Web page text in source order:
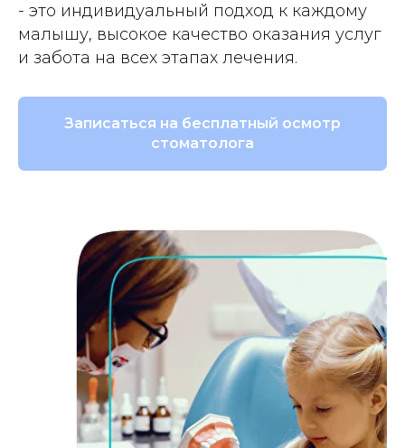
- это индивидуальный подход к каждому
малышу, высокое качество оказания услуг
и забота на всех этапах лечения.
Записаться на бесплатный осмотр
стоматолога